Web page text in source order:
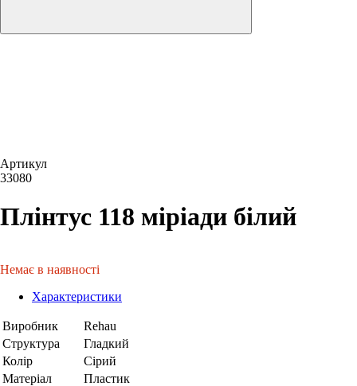
Артикул
33080
Плінтус 118 міріади білий
Немає в наявності
Характеристики
Виробник
Rehau
Структура
Гладкий
Колір
Сірий
Матеріал
Пластик